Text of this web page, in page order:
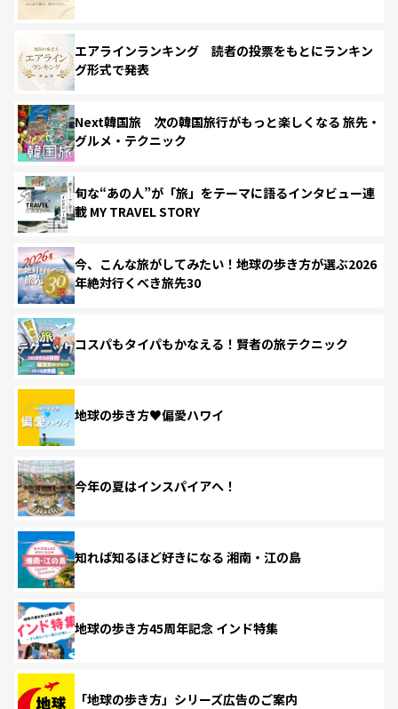
エアラインランキング 読者の投票をもとにランキン
グ形式で発表
Next韓国旅 次の韓国旅行がもっと楽しくなる 旅先・
グルメ・テクニック
旬な“あの人”が「旅」をテーマに語るインタビュー連
載 MY TRAVEL STORY
今、こんな旅がしてみたい！地球の歩き方が選ぶ2026
年絶対行くべき旅先30
コスパもタイパもかなえる！賢者の旅テクニック
地球の歩き方♥偏愛ハワイ
今年の夏はインスパイアへ！
知れば知るほど好きになる 湘南・江の島
地球の歩き方45周年記念 インド特集
「地球の歩き方」シリーズ広告のご案内